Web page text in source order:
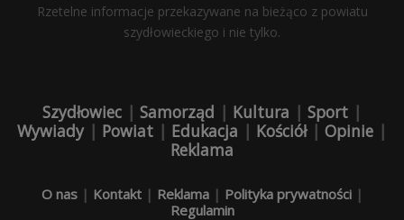
Rzetelne informacje przekazywane na bieżąco z powiatu
szydłowieckiego i nie tylko.
Szydłowiec | Samorząd | Kultura | Sport |
Wywiady| Powiat | Edukacja | Kościół| Opinie |
Reklama
O nas| Kontakt| Reklama| Polityka prywatności|
Regulamin